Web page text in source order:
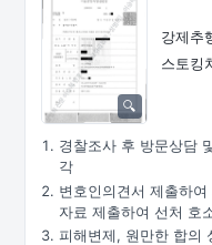
강제추
스토킹
경찰조사 후 방문상담
각
변호인의견서 제출하
자료 제출하여 선처 호
피해변제, 원만한 합의